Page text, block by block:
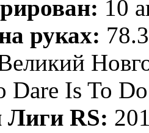
10
руках:
Dare Is To Do
RS: